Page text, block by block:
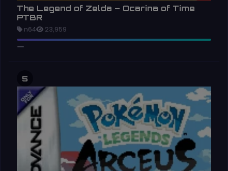
The Legend of Zelda – Ocarina of Time
PTBR
n64 23,959
5